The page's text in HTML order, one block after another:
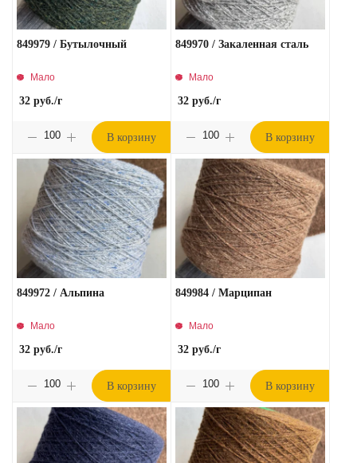
849979 / Бутылочный
Мало
32 руб./г
В корзину
849970 / Закаленная сталь
Мало
32 руб./г
В корзину
849972 / Альпина
Мало
32 руб./г
В корзину
849984 / Марципан
Мало
32 руб./г
В корзину